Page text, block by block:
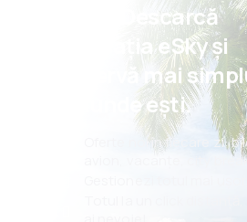
Psst! Descarcă
aplicația eSky și
rezervă mai
oriunde ești.
Oferte noi în fiecare zi:
avion, vacanțe, city
Totul la un click